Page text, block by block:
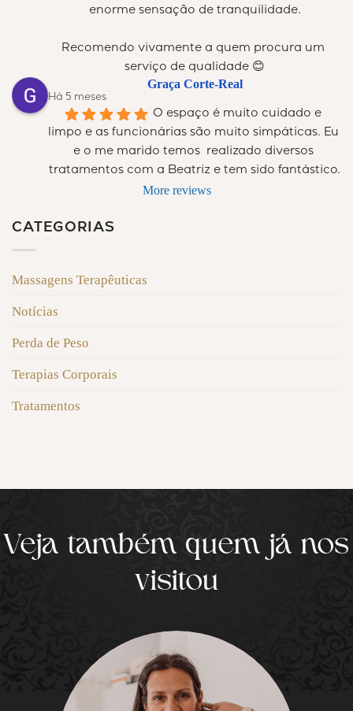
enorme sensação de tranquilidade.
Recomendo vivamente a quem procura um
serviço de qualidade 😊
Graça Corte-Real
Há 5 meses
O espaço é muito cuidado e
limpo e as funcionárias são muito simpáticas. Eu
e o me marido temos  realizado diversos
tratamentos com a Beatriz e tem sido fantástico.
More reviews
CATEGORIAS
Massagens Terapêuticas
Notícias
Perda de Peso
Terapias Corporais
Tratamentos
Veja também quem já nos
visitou